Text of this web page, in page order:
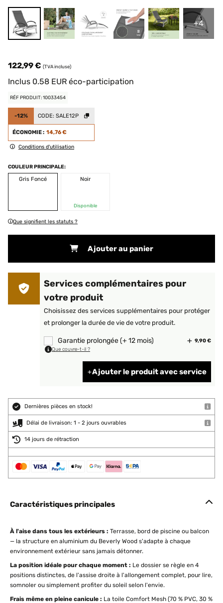
+4
122,99 € (TVA incluse)
Inclus 0.58 EUR éco-participation
RÉF PRODUIT: 10033454
-12% CODE: SALE12P
ÉCONOMIE : 14,76 €
Conditions d'utilisation
COULEUR PRINCIPALE:
Gris Foncé
Noir
Disponible
Que signifient les statuts ?
Ajouter au panier
Services complémentaires pour
votre produit
Choisissez des services supplémentaires pour protéger
et prolonger la durée de vie de votre produit.
Garantie prolongée (+ 12 mois) 9,90 €
Que couvre-t-il ?
Ajouter le produit avec service
Dernières pièces en stock!
Délai de livraison: 1 - 2 jours ouvrables
14 jours de rétraction
Caractéristiques principales
À l'aise dans tous les extérieurs : Terrasse, bord de piscine ou balcon
— la structure en aluminium du Beverly Wood s'adapte à chaque
environnement extérieur sans jamais détonner.
La position idéale pour chaque moment : Le dossier se règle en 4
positions distinctes, de l'assise droite à l'allongement complet, pour lire,
somnoler ou simplement profiter du soleil selon l'envie.
Frais même en pleine canicule : La toile Comfort Mesh (70 % PVC, 30 %